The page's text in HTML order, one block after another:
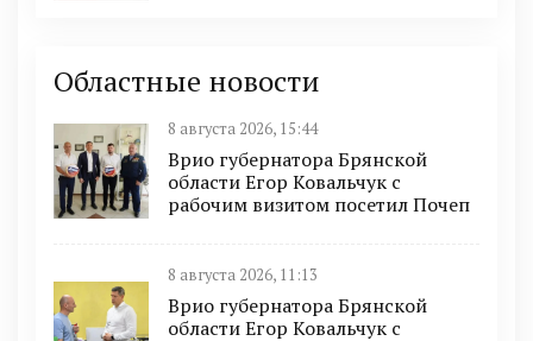
Областные новости
8 августа 2026, 15:44
Врио губернатора Брянской
области Егор Ковальчук с
рабочим визитом посетил Почеп
8 августа 2026, 11:13
Врио губернатора Брянской
области Егор Ковальчук с